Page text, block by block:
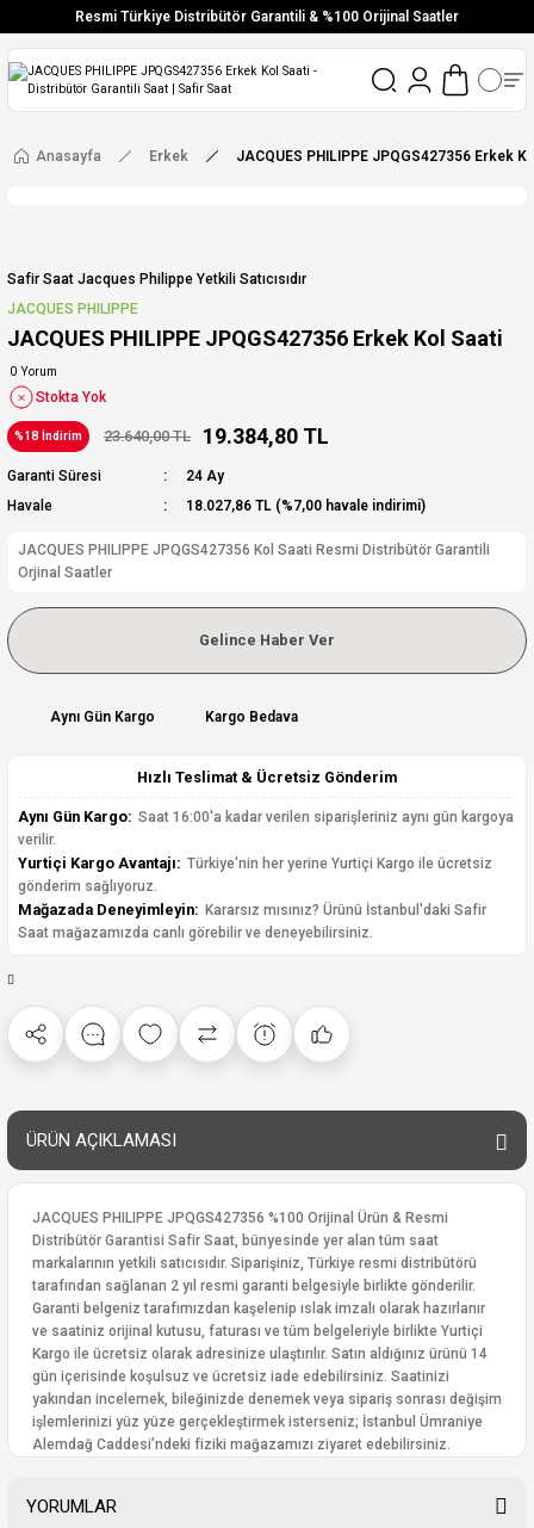
Resmi Türkiye Distribütör Garantili & %100 Orijinal Saatler
Vade Farksız 6 Taksit
Aynı Gün Stoktan Gönderim
Ücretsiz Kargo
Anasayfa Erkek JACQUES PHILIPPE JPQGS427356 Erkek
Safir Saat Jacques Philippe Yetkili Satıcısıdır
JACQUES PHILIPPE
JACQUES PHILIPPE JPQGS427356 Erkek Kol Saati
0 Yorum
Stokta Yok
%18 İndirim 23.640,00 TL 19.384,80 TL
Garanti Süresi
24 Ay
Havale
18.027,86 TL (%7,00 havale indirimi)
JACQUES PHILIPPE JPQGS427356 Kol Saati Resmi Distribütör Garantili
Orjinal Saatler
Gelince Haber Ver
Aynı Gün Kargo Kargo Bedava
Hızlı Teslimat & Ücretsiz Gönderim
Aynı Gün Kargo: Saat 16:00'a kadar verilen siparişleriniz aynı gün kargoya
verilir.
Yurtiçi Kargo Avantajı: Türkiye'nin her yerine Yurtiçi Kargo ile ücretsiz
gönderim sağlıyoruz.
Mağazada Deneyimleyin: Kararsız mısınız? Ürünü İstanbul'daki Safir
Saat mağazamızda canlı görebilir ve deneyebilirsiniz.
ÜRÜN AÇIKLAMASI
JACQUES PHILIPPE JPQGS427356 %100 Orijinal Ürün & Resmi
Distribütör Garantisi Safir Saat, bünyesinde yer alan tüm saat
markalarının yetkili satıcısıdır. Siparişiniz, Türkiye resmi distribütörü
tarafından sağlanan 2 yıl resmi garanti belgesiyle birlikte gönderilir.
Garanti belgeniz tarafımızdan kaşelenip ıslak imzalı olarak hazırlanır
ve saatiniz orijinal kutusu, faturası ve tüm belgeleriyle birlikte Yurtiçi
Kargo ile ücretsiz olarak adresinize ulaştırılır. Satın aldığınız ürünü 14
gün içerisinde koşulsuz ve ücretsiz iade edebilirsiniz. Saatinizi
yakından incelemek, bileğinizde denemek veya sipariş sonrası değişim
işlemlerinizi yüz yüze gerçekleştirmek isterseniz; İstanbul Ümraniye
Alemdağ Caddesi’ndeki fiziki mağazamızı ziyaret edebilirsiniz.
YORUMLAR